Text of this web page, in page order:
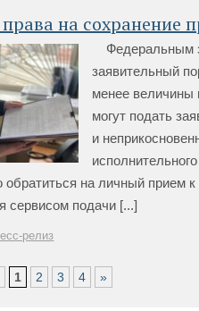
на сохранение
Федеральным
заявительный
менее величины
могут подать
и
обратиться на личный прием
сервисом подачи [...]
релиз
1 2 3 4 »